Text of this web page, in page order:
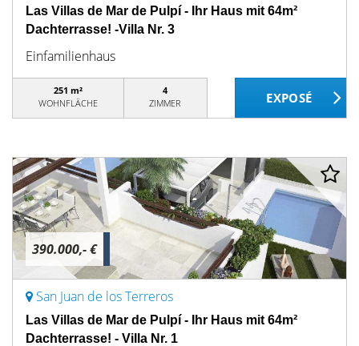
Las Villas de Mar de Pulpí - Ihr Haus mit 64m²
Dachterrasse! -Villa Nr. 3
Einfamilienhaus
251 m²
WOHNFLÄCHE
4
ZIMMER
390.000,- €
San Juan de los Terreros
Las Villas de Mar de Pulpí - Ihr Haus mit 64m²
Dachterrasse! - Villa Nr. 1